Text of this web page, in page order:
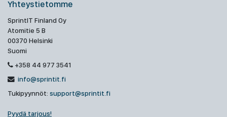
Yhteystietomme
SprintIT Finland Oy
Atomitie 5 B
00370 Helsinki
Suomi
+358 44 977 3541
info@sprintit.fi
Tukipyynnöt: support@sprintit.fi
Pyydä tarjous!